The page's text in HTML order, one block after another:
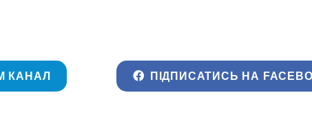
КАНАЛ ПІДПИСАТИСЬ НА